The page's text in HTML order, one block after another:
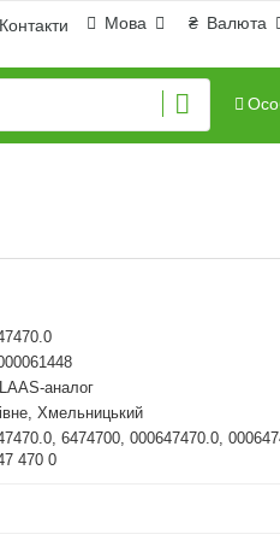
₴ Валюта
Мова
Контакти
аналог
Хмельницький
6474700, 000647470.0,
470 0